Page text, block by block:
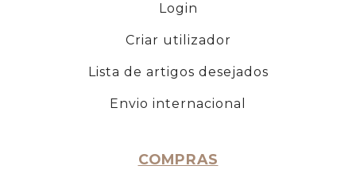
Login
Criar utilizador
Lista de artigos desejados
Envio internacional
COMPRAS